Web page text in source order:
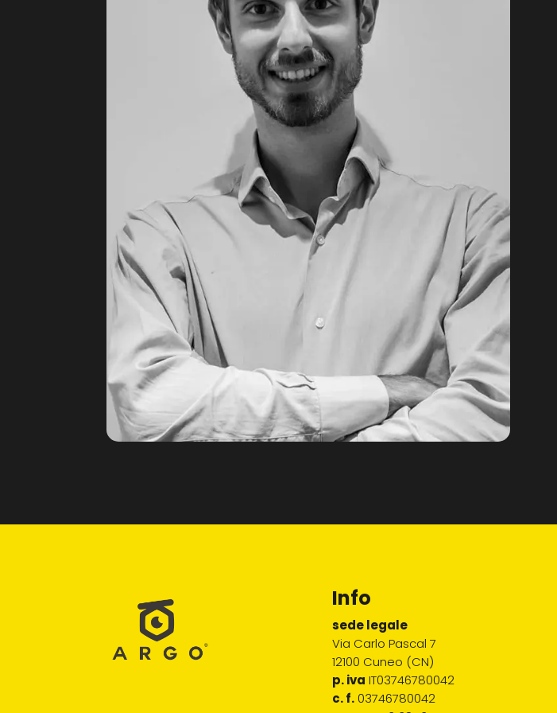
Info
sede legale
Via Carlo Pascal 7
12100 Cuneo (CN)
p. iva IT03746780042
c. f.03746780042